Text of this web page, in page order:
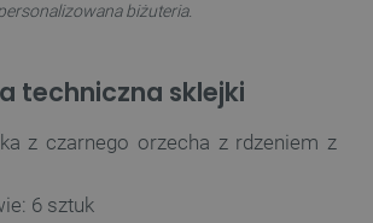
biżuteria.
techniczna sklejki
z czarnego orzecha z rdzeniem z
6 sztuk